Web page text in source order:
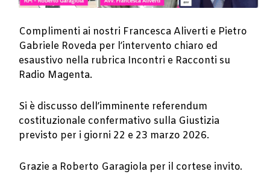
Complimenti ai nostri Francesca Aliverti e Pietro
Gabriele Roveda per l’intervento chiaro ed
esaustivo nella rubrica Incontri e Racconti su
Radio Magenta.
Si è discusso dell’imminente referendum
costituzionale confermativo sulla Giustizia
previsto per i giorni 22 e 23 marzo 2026.
Grazie a Roberto Garagiola per il cortese invito.